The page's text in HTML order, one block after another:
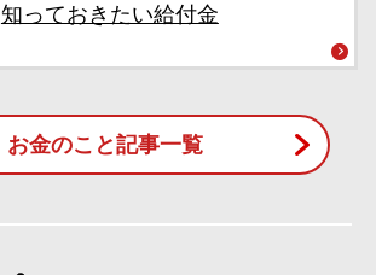
知っておきたい給付金
お金のこと記事一覧